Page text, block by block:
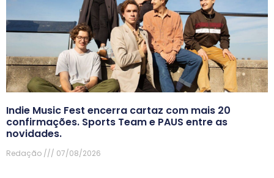
Indie Music Fest encerra cartaz com mais 20
confirmações. Sports Team e PAUS entre as
novidades.
Redação 07/08/2026